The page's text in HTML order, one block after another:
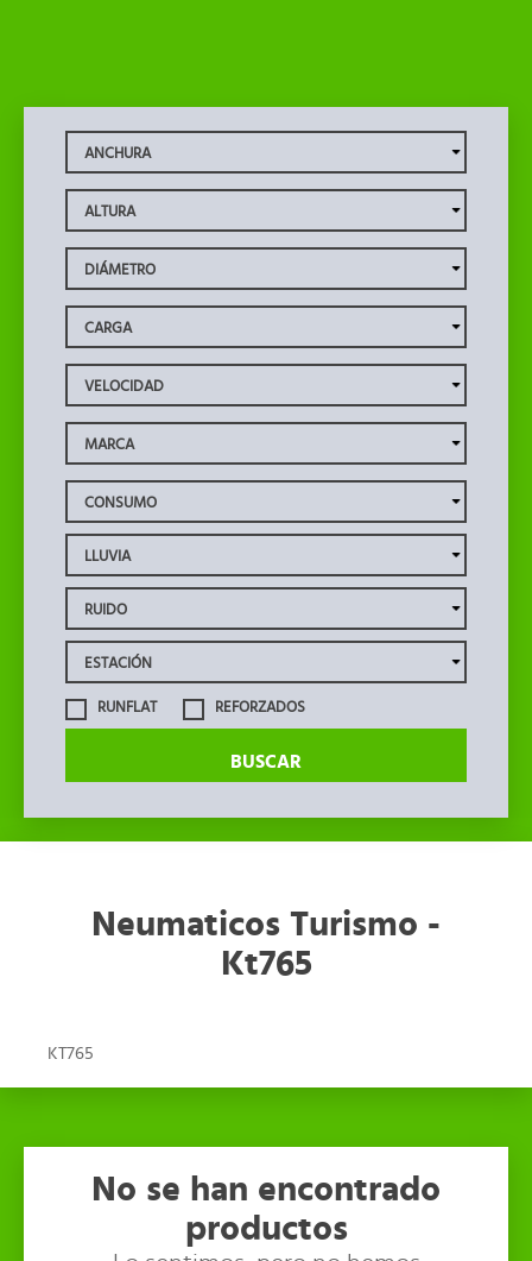
RUNFLAT REFORZADOS
BUSCAR
Neumaticos Turismo -
Kt765
KT765
No se han encontrado
productos